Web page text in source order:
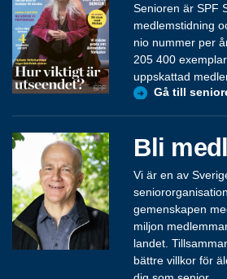
Senioren är SPF
medlemstidning
nio nummer per
205 400
uppskattad
Gå till
Bli
Vi är en av
gemenskapen
miljon
landet.
bättre villkor för